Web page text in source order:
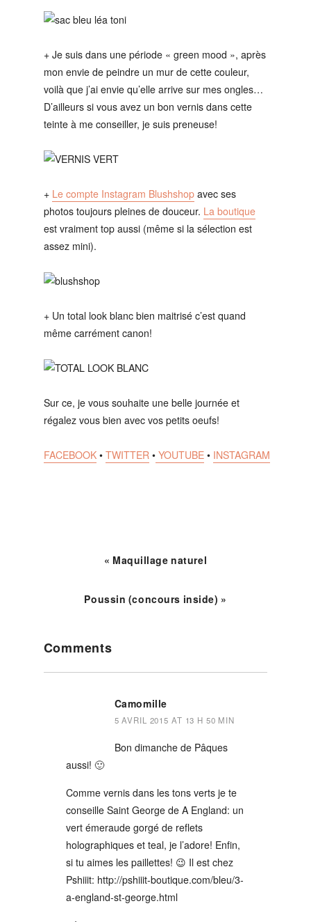
+ Je suis dans une période « green mood », après
mon envie de peindre un mur de cette couleur,
voilà que j’ai envie qu’elle arrive sur mes ongles…
D’ailleurs si vous avez un bon vernis dans cette
teinte à me conseiller, je suis preneuse!
+ Le compte Instagram Blushshopavec ses
photos toujours pleines de douceur. La boutique
est vraiment top aussi (même si la sélection est
assez mini).
+ Un total look blanc bien maitrisé c’est quand
même carrément canon!
Sur ce, je vous souhaite une belle journée et
régalez vous bien avec vos petits oeufs!
FACEBOOK• TWITTER•YOUTUBE• INSTAGRAM
« Maquillage naturel
Poussin (concours inside) »
Interactions
Comments
Camomille
5 AVRIL 2015 AT 13 H 50 MIN
Bon dimanche de Pâques
aussi! 🙂
Comme vernis dans les tons verts je te
conseille Saint George de A England: un
vert émeraude gorgé de reflets
holographiques et teal, je l’adore! Enfin,
si tu aimes les paillettes! 😉 Il est chez
Pshiiit: http://pshiiit-boutique.com/bleu/3-
a-england-st-george.html